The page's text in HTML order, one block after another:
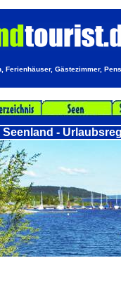
Ferienhäuser, Gästezimmer,
Seenland -